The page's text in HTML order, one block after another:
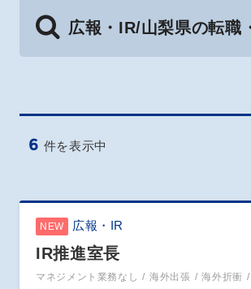
広報・IR/山梨県の転職
6 件を表示中
NEW 広報・IR
IR推進室長
マネジメント業務なし 海外出張 海外折衝